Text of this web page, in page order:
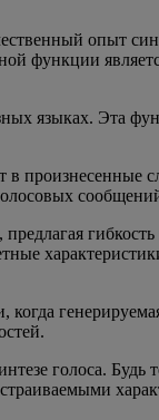
опыт
функции
языках. Эта
в
когда
голоса. Будь